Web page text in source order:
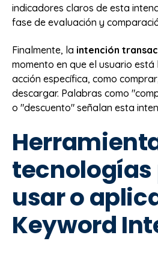
indicadores claros de esta
fase de evaluación y
Finalmente, la intención
momento en que el usuario
acción específica, como
descargar. Palabras como
o "descuento" señalan esta
tecnologías
usar o
Keyword